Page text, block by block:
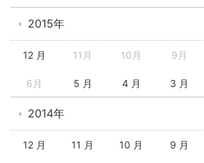
2015年
12 月 11月 10月 9月
6月 5 月 4 月 3 月
2014年
12 月 11 月 10 月 9 月